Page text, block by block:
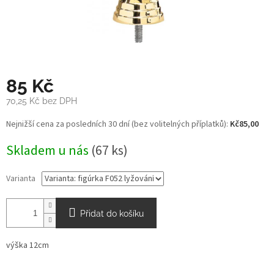
85 Kč
70,25 Kč bez DPH
Měrná
cena:
Nejnižší cena za posledních 30 dní (bez volitelných příplatků): Kč85,00
Skladem u nás (67 ks)
Varianta
Přidat do košíku
výška 12cm